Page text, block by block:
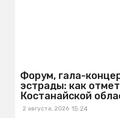
Форум, гала-
эстрады: как
Костанайской
2 августа, 2026 15:24